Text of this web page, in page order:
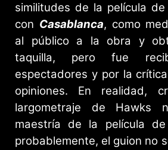
similitudes de la película
con Casablanca, como
al público a la obra y
taquilla, pero fue
espectadores y por la
opiniones. En realidad,
largometraje de Hawks
maestría de la película
probablemente, el guion no